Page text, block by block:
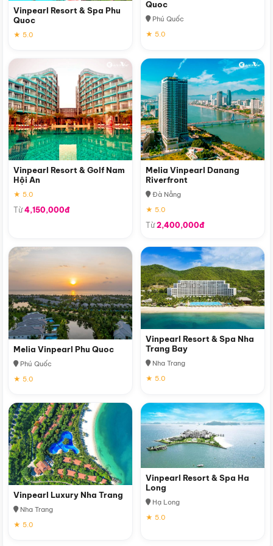
Vinpearl Resort & Spa Phu
Quoc
★ 5.0
Quoc
Phú Quốc
★ 5.0
Vinpearl Resort & Golf Nam
Hội An
★ 5.0
Từ4,150,000đ
Melia Vinpearl Danang
Riverfront
Đà Nẵng
★ 5.0
Từ2,400,000đ
Melia Vinpearl Phu Quoc
Phú Quốc
★ 5.0
Vinpearl Resort & Spa Nha
Trang Bay
Nha Trang
★ 5.0
Vinpearl Luxury Nha Trang
Nha Trang
★ 5.0
Vinpearl Resort & Spa Ha
Long
Hạ Long
★ 5.0